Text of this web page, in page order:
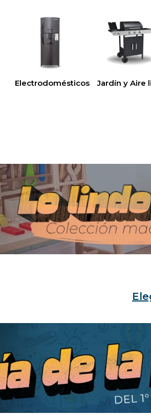
Electrodomésticos Jardín y Aire